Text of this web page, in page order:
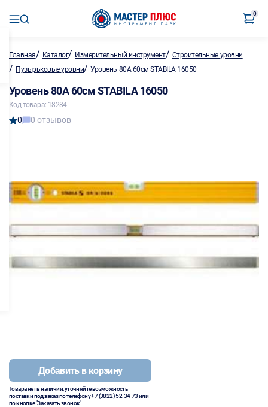
0
Главная/ Каталог/ Измерительный инструмент/ Строительные уровни
/ Пузырьковые уровни/Уровень 80А 60см STABILA 16050
Уровень 80А 60см STABILA 16050
Код товара: 18284
0 0 отзывов
Добавить в корзину
Товара нет в наличии, уточняйте возможность
поставки под заказ по телефону+7 (3822) 52-34-73или
по кнопке "Заказать звонок"